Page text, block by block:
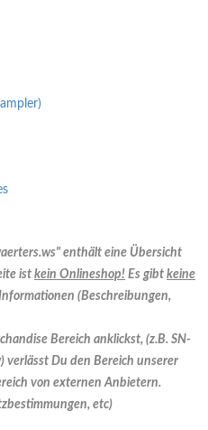
enthält eine Übersicht
ist kein Onlineshop! Es gibt keine
(Beschreibungen,
Bereich anklickst, (z.B. SN-
verlässt Du den Bereich unserer
von externen Anbietern.
etc)